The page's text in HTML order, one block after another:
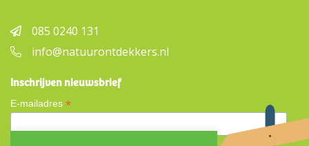
085 0240 131
info@natuurontdekkers.nl
Inschrijven nieuwsbrief
E-mailadres *